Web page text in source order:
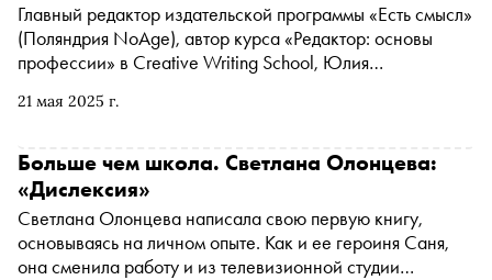
21 мая 2025 г.
Главный редактор издательской программы «Есть смысл»
(Поляндрия NoAge), автор курса «Редактор: основы
профессии» в Creative Writing School, Юлия
книге нужен редактор, а также о бережной работе с
Больше чем школа. Светлана Олонцева:
«Дислексия»
Светлана Олонцева написала свою первую книгу,
основываясь на личном опыте. Как и ее героиня Саня,
она сменила работу и из телевизионной студии